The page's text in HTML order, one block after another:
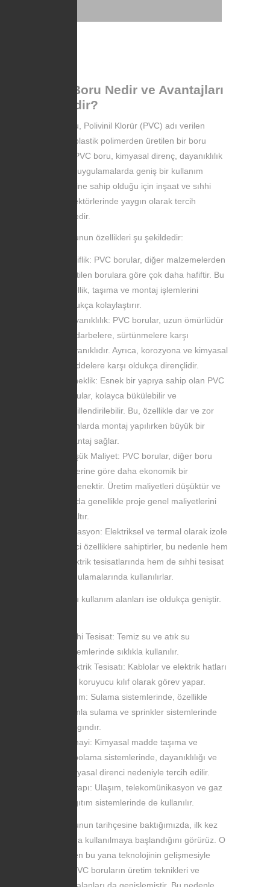
PVC Boru Nedir ve Avantajları
Nelerdir?
PVC boru, Polivinil Klorür (PVC) adı verilen
sentetik plastik polimerden üretilen bir boru
türüdür. PVC boru, kimyasal direnç, dayanıklılık
ve çeşitli uygulamalarda geniş bir kullanım
yelpazesine sahip olduğu için inşaat ve sıhhi
tesisat sektörlerinde yaygın olarak tercih
edilmektedir.
PVC borunun özellikleri şu şekildedir:
Hafiflik: PVC borular, diğer malzemelerden
üretilen borulara göre çok daha hafiftir. Bu
özellik, taşıma ve montaj işlemlerini
oldukça kolaylaştırır.
Dayanıklılık: PVC borular, uzun ömürlüdür
ve darbelere, sürtünmelere karşı
dayanıklıdır. Ayrıca, korozyona ve kimyasal
maddelere karşı oldukça dirençlidir.
Esneklik: Esnek bir yapıya sahip olan PVC
borular, kolayca bükülebilir ve
şekillendirilebilir. Bu, özellikle dar ve zor
alanlarda montaj yapılırken büyük bir
avantaj sağlar.
Düşük Maliyet: PVC borular, diğer boru
türlerine göre daha ekonomik bir
seçenektir. Üretim maliyetleri düşüktür ve
bu da genellikle proje genel maliyetlerini
azaltır.
İzolasyon: Elektriksel ve termal olarak izole
edici özelliklere sahiptirler, bu nedenle hem
elektrik tesisatlarında hem de sıhhi tesisat
uygulamalarında kullanılırlar.
PVC boru kullanım alanları ise oldukça geniştir.
Sıhhi Tesisat: Temiz su ve atık su
sistemlerinde sıklıkla kullanılır.
Elektrik Tesisatı: Kablolar ve elektrik hatları
için koruyucu kılıf olarak görev yapar.
Tarım: Sulama sistemlerinde, özellikle
damla sulama ve sprinkler sistemlerinde
yaygındır.
Sanayi: Kimyasal madde taşıma ve
depolama sistemlerinde, dayanıklılığı ve
kimyasal direnci nedeniyle tercih edilir.
Altyapı: Ulaşım, telekomünikasyon ve gaz
dağıtım sistemlerinde de kullanılır.
PVC borunun tarihçesine baktığımızda, ilk kez
1930'larda kullanılmaya başlandığını görürüz. O
dönemden bu yana teknolojinin gelişmesiyle
birlikte, PVC boruların üretim teknikleri ve
kullanım alanları da genişlemiştir. Bu nedenle